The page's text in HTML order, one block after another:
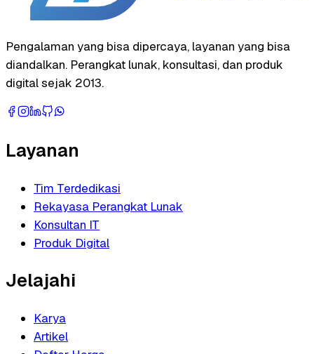
Pengalaman yang bisa dipercaya, layanan yang bisa
diandalkan. Perangkat lunak, konsultasi, dan produk
digital sejak 2013.
Layanan
Tim Terdedikasi
Rekayasa Perangkat Lunak
Konsultan IT
Produk Digital
Jelajahi
Karya
Artikel